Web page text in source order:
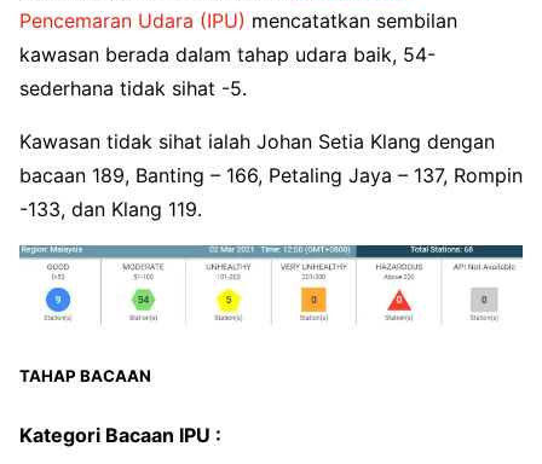
Pencemaran Udara (IPU) mencatatkan sembilan
kawasan berada dalam tahap udara baik, 54-
sederhana tidak sihat -5.
Kawasan tidak sihat ialah Johan Setia Klang dengan
bacaan 189, Banting – 166, Petaling Jaya – 137, Rompin
-133, dan Klang 119.
TAHAP BACAAN
Kategori Bacaan IPU :